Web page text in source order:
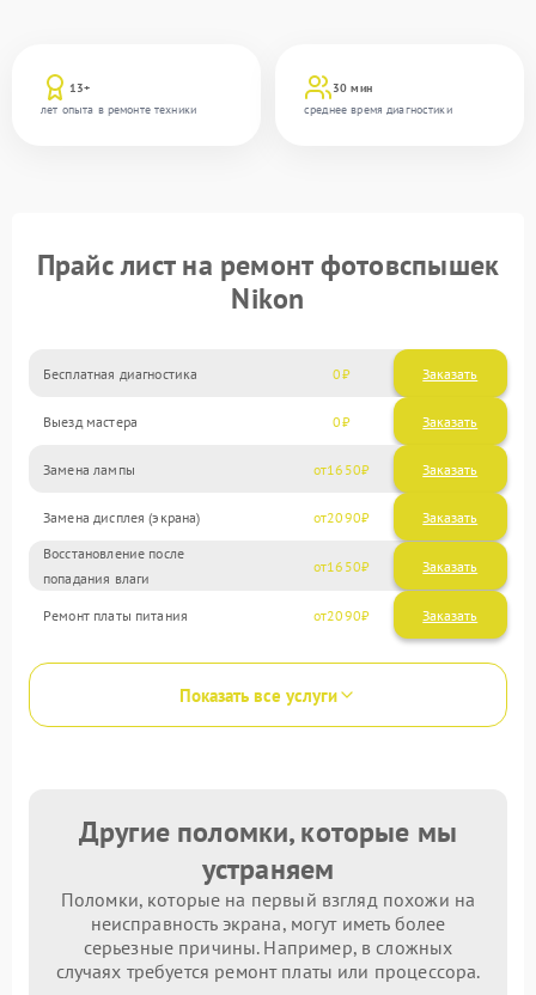
13+
лет опыта в ремонте техники
30 мин
среднее время диагностики
Прайс лист на ремонт фотовспышек
Nikon
Бесплатная диагностика 0 Заказать
Выезд мастера 0 Заказать
Замена лампы 1650
Замена дисплея (экрана) 2090
Восстановление после
попадания влаги
1650
Ремонт платы питания 2090
Показать все услуги
Другие поломки, которые мы
устраняем
Поломки, которые на первый взгляд похожи на
неисправность экрана, могут иметь более
серьезные причины. Например, в сложных
случаях требуется ремонт платы или процессора.